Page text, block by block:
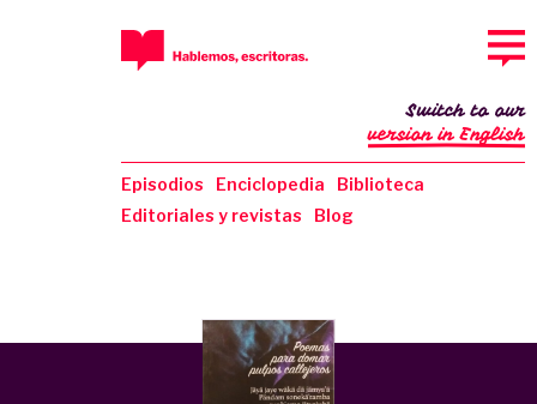
Episodios Enciclopedia
Biblioteca
Editoriales y revistas
Blog
Switch to our
version in English